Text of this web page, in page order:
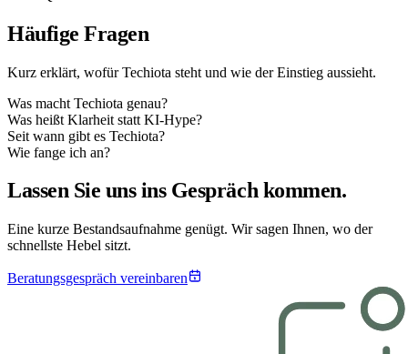
Häufige Fragen
Kurz erklärt, wofür Techiota steht und wie der Einstieg aussieht.
Was macht Techiota genau?
Was heißt Klarheit statt KI-Hype?
Seit wann gibt es Techiota?
Wie fange ich an?
Lassen Sie uns ins Gespräch kommen.
Eine kurze Bestandsaufnahme genügt. Wir sagen Ihnen, wo der
schnellste Hebel sitzt.
Beratungsgespräch vereinbaren